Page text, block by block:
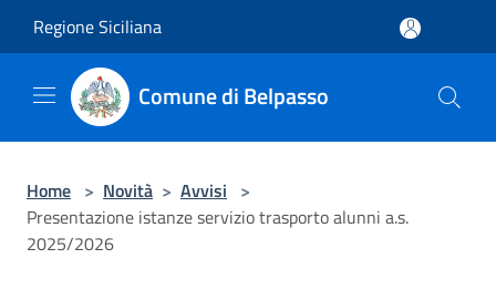
Regione Siciliana
Comune di Belpasso
Home > Novità > Avvisi >
Presentazione istanze servizio trasporto alunni a.s.
2025/2026